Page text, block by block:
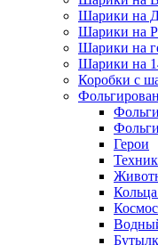
Шарики на
Шарики на
Шарики на
Шарики на
Коробки с
Герои
Космос